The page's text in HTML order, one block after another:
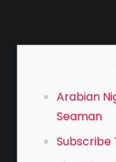
Arabian
Seaman
Subscribe